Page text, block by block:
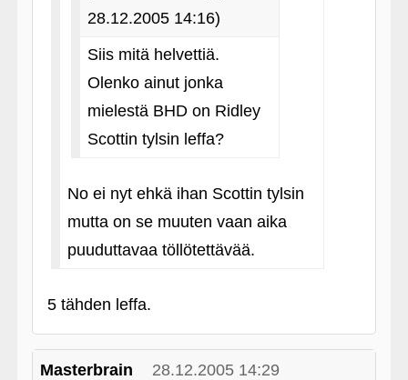
28.12.2005 14:16)
Siis mitä helvettiä.
Olenko ainut jonka
mielestä BHD on Ridley
Scottin tylsin leffa?
No ei nyt ehkä ihan Scottin tylsin
mutta on se muuten vaan aika
puuduttavaa töllötettävää.
5 tähden leffa.
Masterbrain 28.12.2005 14:29